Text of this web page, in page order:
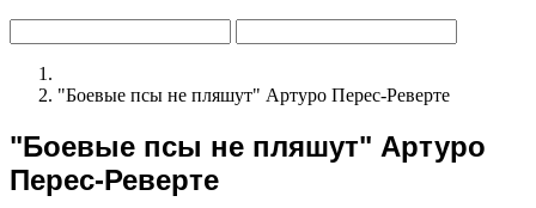
"Боевые псы не пляшут" Артуро Перес-Реверте
"Боевые псы не пляшут" Артуро
Перес-Реверте